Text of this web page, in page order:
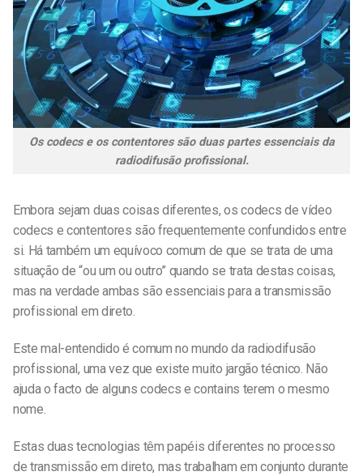
Os codecs e os contentores são duas partes essenciais da
radiodifusão profissional.
Embora sejam duas coisas diferentes, os codecs de vídeo
codecs e contentores são frequentemente confundidos entre
si. Há também um equívoco comum de que se trata de uma
situação de “ou um ou outro” quando se trata destas coisas,
mas na verdade ambas são essenciais para a transmissão
profissional em direto.
Este mal-entendido é comum no mundo da radiodifusão
profissional, uma vez que existe muito jargão técnico. Não
ajuda o facto de alguns codecs e contains terem o mesmo
nome.
Estas duas tecnologias têm papéis diferentes no processo
de transmissão em direto, mas trabalham em conjunto durante